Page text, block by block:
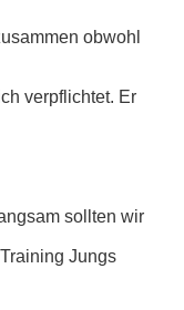
obwohl
verpflichtet. Er
sollten wir
Jungs